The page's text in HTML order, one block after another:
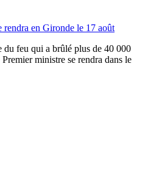
rendra en Gironde le 17 août
du feu qui a brûlé plus de 40 000
ministre se rendra dans le